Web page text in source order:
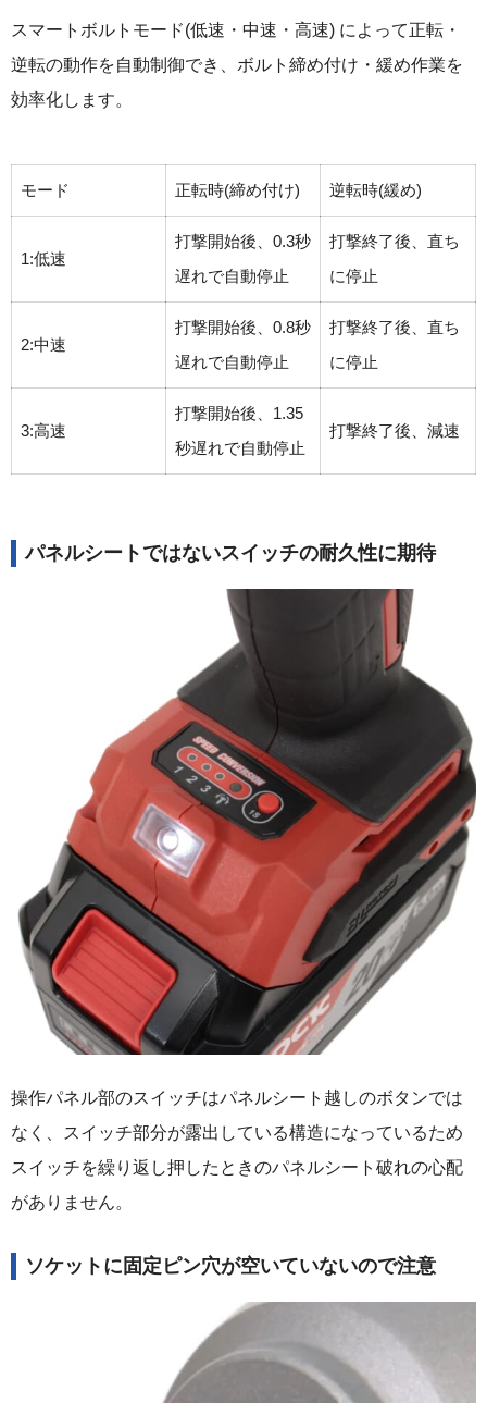
スマートボルトモード(低速・中速・高速) によって正転・
逆転の動作を自動制御でき、ボルト締め付け・緩め作業を
効率化します。
モード 正転時(締め付け) 逆転時(緩め)
1:低速
打撃開始後、0.3秒
遅れで自動停止
打撃終了後、直ち
に停止
2:中速
打撃開始後、0.8秒
遅れで自動停止
打撃終了後、直ち
に停止
3:高速
打撃開始後、1.35
秒遅れで自動停止
打撃終了後、減速
パネルシートではないスイッチの耐久性に期待
操作パネル部のスイッチはパネルシート越しのボタンでは
なく、スイッチ部分が露出している構造になっているため
スイッチを繰り返し押したときのパネルシート破れの心配
がありません。
ソケットに固定ピン穴が空いていないので注意